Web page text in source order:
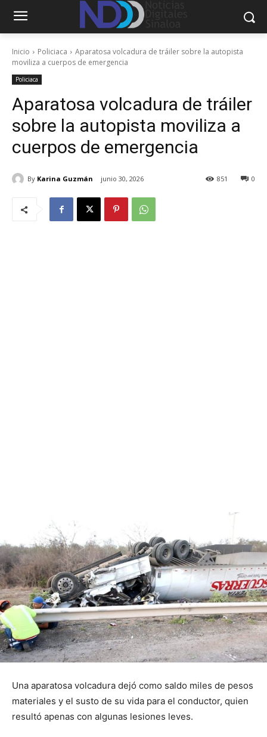
Inicio Policiaca
Aparatosa volcadura de tráiler sobre la autopista
moviliza a cuerpos de emergencia
Policiaca
Aparatosa volcadura de tráiler
sobre la autopista moviliza a
cuerpos de emergencia
By Karina Guzmán junio 30, 2026 0
851
Una aparatosa volcadura dejó como saldo miles de pesos
materiales y el susto de su vida para el conductor, quien
resultó apenas con algunas lesiones leves.